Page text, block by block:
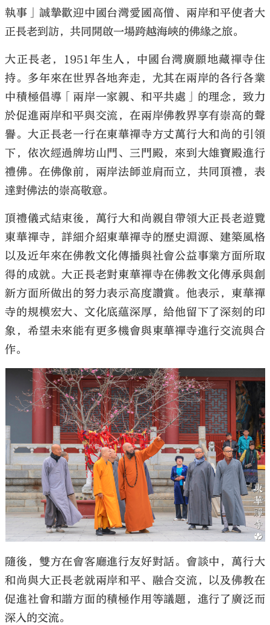
執事」誠摯歡迎中國台灣愛國高僧、兩岸和平使者大
正長老到訪，共同開啟一場跨越海峽的佛緣之旅。
大正長老，1951年生人，中國台灣廣願地藏禪寺住
持。多年來在世界各地奔走，尤其在兩岸的各行各業
中積極倡導「兩岸一家親、和平共處」的理念，致力
於促進兩岸和平與交流，在兩岸佛教界享有崇高的聲
譽。大正長老一行在東華禪寺方丈萬行大和尚的引領
下，依次經過牌坊山門、三門殿，來到大雄寶殿進行
禮佛。在佛像前，兩岸法師並肩而立，共同頂禮，表
達對佛法的崇高敬意。
頂禮儀式結束後，萬行大和尚親自帶領大正長老遊覽
東華禪寺，詳細介紹東華禪寺的歷史淵源、建築風格
以及近年來在佛教文化傳播與社會公益事業方面所取
得的成就。大正長老對東華禪寺在佛教文化傳承與創
新方面所做出的努力表示高度讚賞。他表示，東華禪
寺的規模宏大、文化底蘊深厚，給他留下了深刻的印
象，希望未來能有更多機會與東華禪寺進行交流與合
作。
隨後，雙方在會客廳進行友好對話。會談中，萬行大
和尚與大正長老就兩岸和平、融合交流，以及佛教在
促進社會和諧方面的積極作用等議題，進行了廣泛而
深入的交流。